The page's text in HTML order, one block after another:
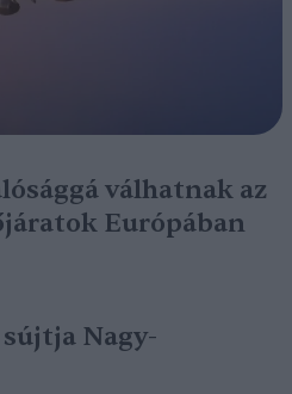
válhatnak az
Európában
Nagy-